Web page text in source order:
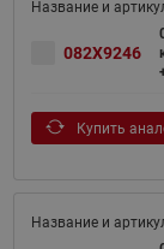
082X9246
Купить